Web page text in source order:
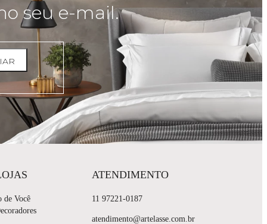
seu e-mail.
de Você
ATENDIMENTO
11 97221-0187
atendimento@artelasse.com.br